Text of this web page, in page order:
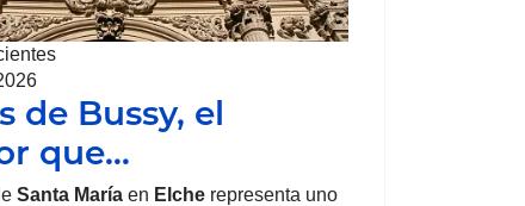
de Bussy, el
que…
Santa María en Elche representa uno